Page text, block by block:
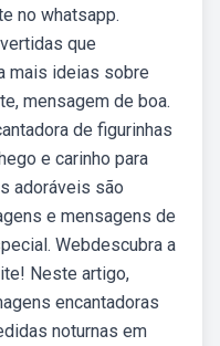
no whatsapp.
que
mais ideias sobre
mensagem de boa.
de figurinhas
e carinho para
adoráveis são
e mensagens de
Webdescubra a
Neste artigo,
encantadoras
noturnas em